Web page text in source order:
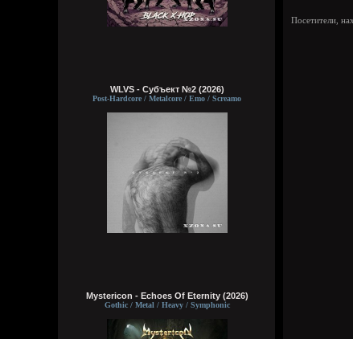
WLVS - Субъект №2 (2026)
Post-Hardcore / Metalcore / Emo / Screamo
Mystericon - Echoes Of Eternity (2026)
Gothic / Metal / Heavy / Symphonic
Посетители,